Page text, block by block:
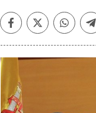
Facebook
Twitter